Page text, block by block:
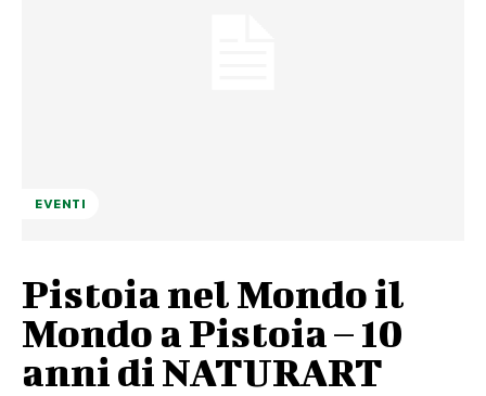
EVENTI
Pistoia nel Mondo il
Mondo a Pistoia – 10
anni di NATURART